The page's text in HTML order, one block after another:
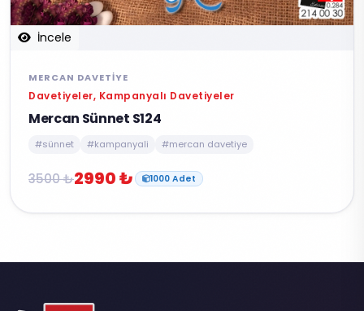
İncele
MERCAN DAVETIYE
Davetiyeler, Kampanyalı Davetiyeler
Mercan Sünnet S124
#sünnet #kampanyali #mercan davetiye
3500 ₺2990 ₺ 1000 Adet